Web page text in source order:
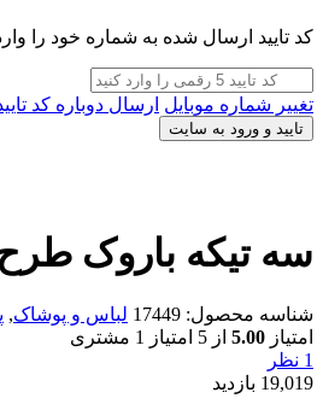
کد تایید ارسال شده به شماره خود را وارد
تغییر شماره موبایل ارسال دوباره کد
تایید و ورود به سایت
سه تیکه باروک طرح
شناسه محصول: 17449 لباس و پوشاک,
امتیاز 5.00 از 5 امتیاز 1 مشتری
1 نظر
19,019 بازدید